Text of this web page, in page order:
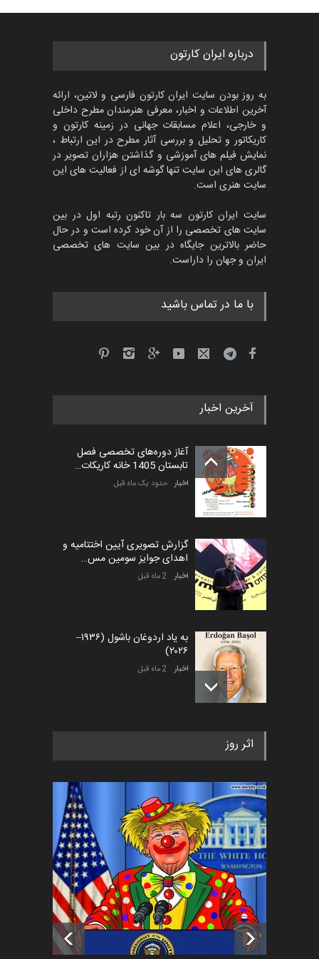
پنجمین مسابقۀ بین‌المللی
کارتون CARTUNION ، …
جشنواره بین‌المللی کارتون
مدارس پرتغال، ۲۰۲۷
مهلت 4 ماه دیگر
پنجمین مسابقۀ بین‌المللی
کارتون طنز «کلاه‌ای…
مهلت
گالری حدود یک ماه قبل
درباره ایران کارتون
به روز بودن سایت ایران کارتون فارسی و لاتین، ارائه
آخرین اطلاعات و اخبار، معرفی هنرمندان مطرح داخلی
و خارجی، اعلام مسابقات جهانی در زمینه کارتون و
کاریکاتور و تحلیل و بررسی آثار مطرح در این ارتباط ،
نمایش فیلم های آموزشی و گذاشتن هزاران تصویر در
گالری های این سایت تنها گوشه ای از فعالیت های این
سایت هنری است.
سایت ایران کارتون سه بار تاکنون رتبه اول در بین
سایت های تخصصی را از آن خود کرده است و در حال
حاضر بالاترین جایگاه در بین سایت های تخصصی
ایران و جهان را داراست.
با ما در تماس باشید
آخرین اخبار
آغاز دوره‌های تخصصی فصل
تابستان 1405 خانه کاریکات…
اخبار حدود یک ماه قبل
گزارش تصویری آیین اختتامیه و
اهدای جوایز سومین مس…
اخبار 2 ماه قبل
به یاد اردوغان باشول (۱۹۳۶–
۲۰۲۶)
اخبار 2 ماه قبل
رویداد کارگاهی کارتون و پوستر
اخبار 5 ماه قبل
فراخوان رویداد کارگاهی کارتون و
پوستر "ایران سربل…
اخبار 6 ماه قبل
تسلیت به همکار | سهراب خیری
اخبار 6 ماه قبل
اثر روز